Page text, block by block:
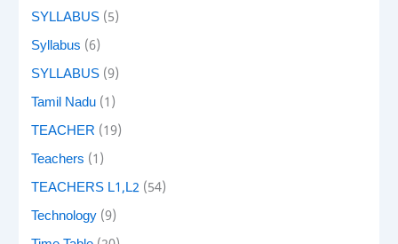
SYLLABUS (5)
Syllabus (6)
SYLLABUS (9)
Tamil Nadu (1)
TEACHER (19)
Teachers (1)
TEACHERS L1,L2 (54)
Technology (9)